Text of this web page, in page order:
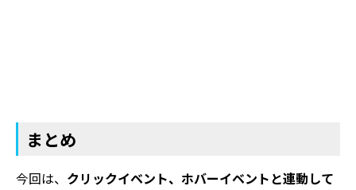
まとめ
今回は、 クリックイベント、ホバーイベントと連動して